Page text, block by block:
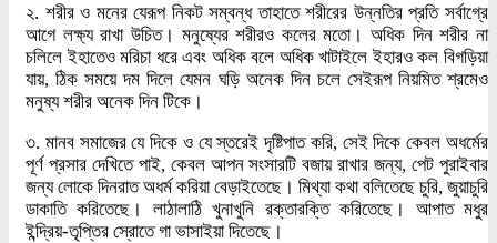
২. শরীর ও মনের যেরূপ নিকট সম্বন্ধ তাহাতে শরীরের উন্নতির প্রতি সর্বাগ্রে
আগে লক্ষ্য রাখা উচিত। মনুষ্যের শরীরও কলের মতো। অধিক দিন শরীর না
চলিলে ইহাতেও মরিচা ধরে এবং অধিক বলে অধিক খাটাইলে ইহারও কল বিগড়িয়া
যায়, ঠিক সময়ে দম দিলে যেমন ঘড়ি অনেক দিন চলে সেইরূপ নিয়মিত শ্রমেও
মনুষ্য শরীর অনেক দিন টিকে।
৩. মানব সমাজের যে দিকে ও যে স্তরেই দৃষ্টিপাত করি, সেই দিকে কেবল অধর্মের
পূর্ণ প্রসার দেখিতে পাই, কেবল আপন সংসারটি বজায় রাখার জন্য, পেট পুরাইবার
জন্য লোকে দিনরাত অধর্ম করিয়া বেড়াইতেছে। মিথ্যা কথা বলিতেছে চুরি, জুয়াচুরি
ডাকাতি করিতেছে। লাঠালাঠি খুনাখুনি রক্তারক্তি করিতেছে। আপাত মধুর
ইন্দ্রিয়-তৃপ্তির স্রোতে গা ভাসাইয়া দিতেছে।